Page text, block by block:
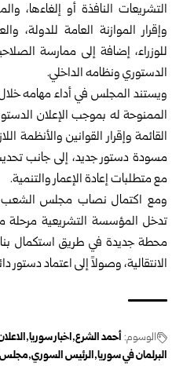
التشريعات النافذة أو ‏إلغاءها،
وإقرار الموازنة العامة للدولة،
للوزراء، إضافة إلى ممارسة
الدستوري ونظامه الداخلي.‏
ويستند المجلس في أداء مهامه خلال
الممنوحة له ‏بموجب الإعلان
القائمة وإقرار القوانين ‏والأنظمة
مسودة دستور جديد، إلى جانب
مع متطلبات إعادة الإعمار والتنمية.‏
ومع اكتمال نصاب مجلس الشعب،
تدخل المؤسسة ‏التشريعية مرحلة
محطة جديدة في طريق استكمال
الانتقالية، وصولاً إلى اعتماد دستور
الوسوم:أحمد الشرع اخبار سوريا
البرلمان في سوريا الرئيس السوري مجلس